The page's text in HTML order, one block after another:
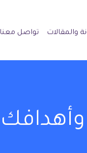
والمقالات تواصل معنا